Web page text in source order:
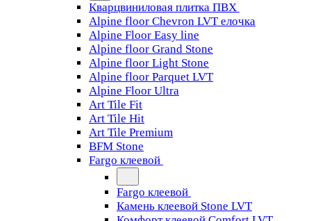
Кварцвиниловая плитка ПВХ
Alpine floor Chevron LVT елочка
Alpine Floor Easy line
Alpine floor Grand Stone
Alpine floor Light Stone
Alpine floor Parquet LVT
Alpine Floor Ultra
Art Tile Fit
Art Tile Hit
Art Tile Premium
BFM Stone
Fargo клеевой
Fargo клеевой
Камень клеевой Stone LVT